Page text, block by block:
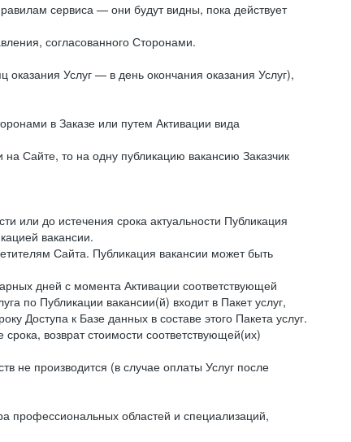
сервиса — они будут видны, пока действует
согласованного Сторонами.
Услуг — в день окончания оказания Услуг),
в Заказе или путем Активации вида
Сайте, то на одну публикацию вакансию Заказчик
или до истечения срока актуальности Публикация
вакансии.
Сайта. Публикация вакансии может быть
дней с момента Активации соответствующей
по Публикации вакансии(й) входит в Пакет услуг,
Доступа к Базе данных в составе этого Пакета услуг.
возврат стоимости соответствующей(их)
не производится (в случае оплаты Услуг после
профессиональных областей и специализаций,